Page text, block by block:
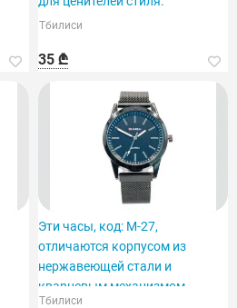
Тбилиси
35 ₾
Эти часы, код: M-27,
отличаются корпусом из
нержавеющей стали и
кварцевым механизмом.
Тбилиси